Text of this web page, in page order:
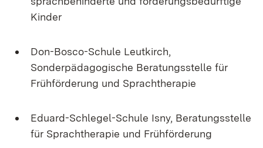
Kinder
Don-Bosco-Schule Leutkirch,
Sonderpädagogische Beratungsstelle für
Frühförderung und Sprachtherapie
Eduard-Schlegel-Schule Isny, Beratungsstelle
für Sprachtherapie und Frühförderung